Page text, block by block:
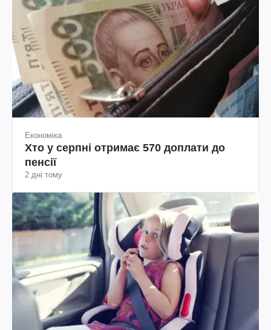
Економіка
Хто у серпні отримає 570 доплати до
пенсії
2 дні тому